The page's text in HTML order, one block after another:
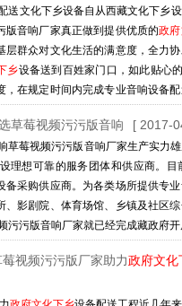
送文化下乡设备自从西藏文化下乡
版音响厂家真正做到提供优质的政
群众对文化生活的满意度，全力
乡设备送到百姓家门口，如此贴心
在规定时间内完成专业音响设备
草莓视频污污版音响 [ 2017-
草莓视频污污版音响厂家生产实力
理想可靠的服务团体和供应商。
采购供应商。为各类场所提供专
影剧院、体育场馆、乡镇及社区
污污版音响厂家就已经完成藏政府
视频污污版厂家助力政府文化